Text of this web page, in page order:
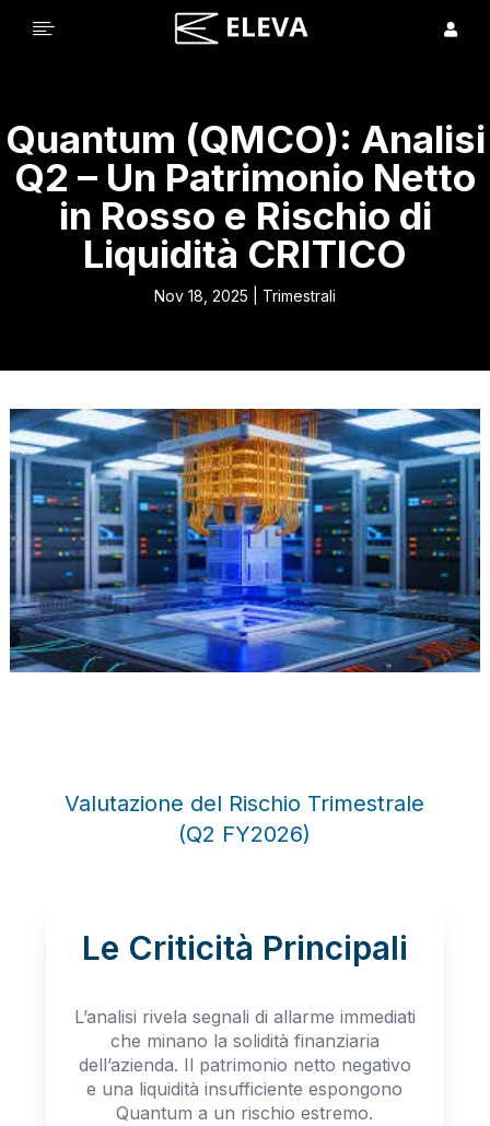
 
Quantum (QMCO): Analisi
Q2 – Un Patrimonio Netto
in Rosso e Rischio di
Liquidità CRITICO
Nov 18, 2025 Trimestrali
Valutazione del Rischio Trimestrale
(Q2 FY2026)
Le Criticità Principali
L’analisi rivela segnali di allarme immediati
che minano la solidità finanziaria
dell’azienda. Il patrimonio netto negativo
e una liquidità insufficiente espongono
Quantum a un rischio estremo.